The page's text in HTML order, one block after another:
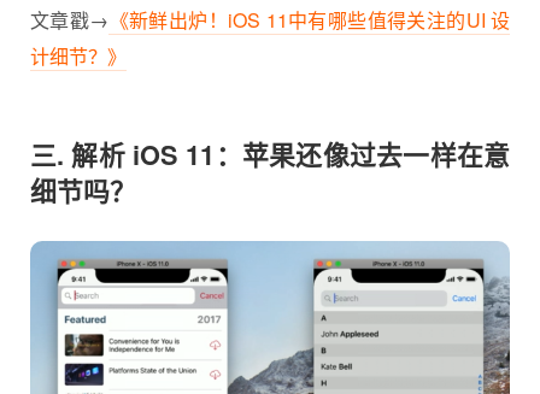
文章戳→ 《新鲜出炉！iOS 11中有哪些值得关注的UI 设
计细节？》
三. 解析 iOS 11：苹果还像过去一样在意
细节吗？